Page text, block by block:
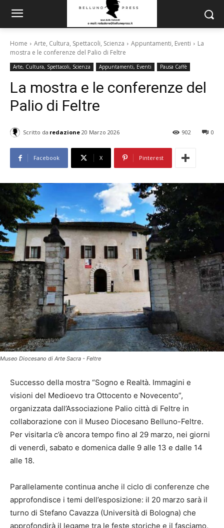
Home Arte, Cultura, Spettacoli, Scienza Appuntamenti, Eventi
La
mostra e le conferenze del Palio di Feltre
Arte, Cultura, Spettacoli, Scienza Appuntamenti, Eventi Pausa Caffè
La mostra e le conferenze del
Palio di Feltre
Scritto da redazione 20 Marzo 2026 0
902
Facebook X Pinterest
Museo Diocesano di Arte Sacra - Feltre
Successo della mostra “Sogno e Realtà. Immagini e
visioni del Medioevo tra Ottocento e Novecento”,
organizzata dall’Associazione Palio città di Feltre in
collaborazione con il Museo Diocesano Belluno-Feltre.
Per visitarla c’è ancora tempo fino al 29 marzo, nei giorni
di venerdì, sabato e domenica dalle 9 alle 13 e dalle 14
alle 18.
Parallelamente continua anche il ciclo di conferenze che
approfondisce i temi dell’esposizione: il 20 marzo sarà il
turno di Stefano Cavazza (Università di Bologna) che
approfondirà il legame tra le feste storiche e il fasciamo,